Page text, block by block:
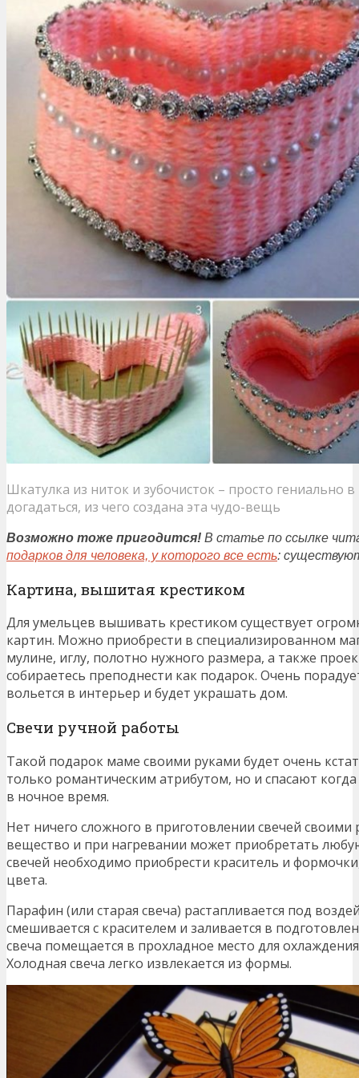
Шкатулка из ниток и зубочисток – просто гениально
догадаться, из чего создана эта чудо-вещь
Возможно тоже пригодится! В статье по ссылке
подарков для человека, у которого все есть:
Картина, вышитая крестиком
Для умельцев вышивать крестиком существует
картин. Можно приобрести в специализированном
мулине, иглу, полотно нужного размера, а также
собираетесь преподнести как подарок. Очень
вольется в интерьер и будет украшать дом.
Свечи ручной работы
Такой подарок маме своими руками будет очень
только романтическим атрибутом, но и спасают
в ночное время.
Нет ничего сложного в приготовлении свечей
вещество и при нагревании может приобретать
свечей необходимо приобрести краситель и
цвета.
Парафин (или старая свеча) растапливается под
смешивается с красителем и заливается в
свеча помещается в прохладное место для
Холодная свеча легко извлекается из формы.